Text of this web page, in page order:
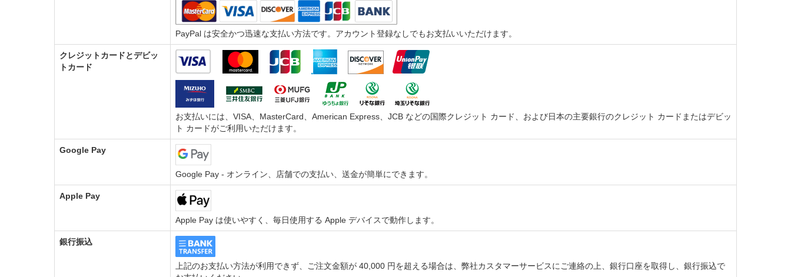
PayPal は安全かつ迅速な支払い方法です。アカウント登録なしでもお支払いいただけます。
クレジットカードとデビッ
トカード
お支払いには、VISA、MasterCard、American Express、JCB などの国際クレジット カード、および日本の主要銀行のクレジット カードまたはデビッ
ト カードがご利用いただけます。
Google Pay
Google Pay - オンライン、店舗での支払い、送金が簡単にできます。
Apple Pay
Apple Pay は使いやすく、毎日使用する Apple デバイスで動作します。
銀行振込
上記のお支払い方法が利用できず、ご注文金額が 40,000 円を超える場合は、弊社カスタマーサービスにご連絡の上、銀行口座を取得し、銀行振込で